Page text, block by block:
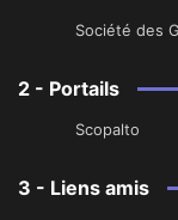
Société des
2 - Portails
Scopalto
3 - Liens amis